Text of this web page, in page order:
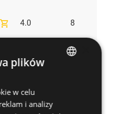
shopping_cart 4.0 8
plików
w celu
i analizy